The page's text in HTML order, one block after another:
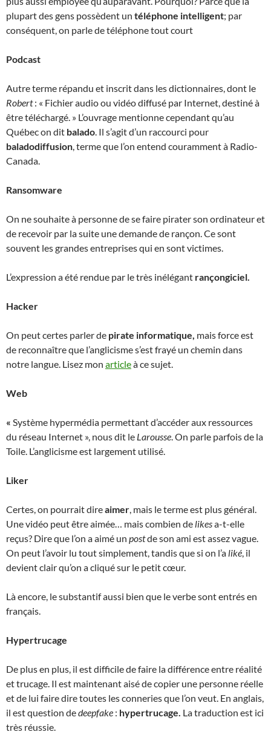
plupart des gens possèdent un téléphone intelligent; par
conséquent, on parle de téléphone tout court
Podcast
Autre terme répandu et inscrit dans les dictionnaires, dont le
Robert: « Fichier audio ou vidéo diffusé par Internet, destiné à
être téléchargé. » L’ouvrage mentionne cependant qu’au
Québec on dit balado . Il s’agit d’un raccourci pour
baladodiffusion , terme que l’on entend couramment à Radio-
Canada.
Ransomware
On ne souhaite à personne de se faire pirater son ordinateur et
de recevoir par la suite une demande de rançon. Ce sont
souvent les grandes entreprises qui en sont victimes.
L’expression a été rendue par le très inélégant rançongiciel.
Hacker
On peut certes parler de pirate informatique, mais force est
de reconnaître que l’anglicisme s’est frayé un chemin dans
notre langue. Lisez mon articleà ce sujet.
Web
« Système hypermédia permettant d’accéder aux ressources
du réseau Internet », nous dit le Larousse . On parle parfois de la
Toile. L’anglicisme est largement utilisé.
Liker
Certes, on pourrait direaimer , mais le terme est plus général.
Une vidéo peut être aimée… mais combien de likesa-t-elle
reçus? Dire que l’on a aimé un postde son ami est assez vague.
On peut l’avoir lu tout simplement, tandis que si on l’a liké , il
devient clair qu’on a cliqué sur le petit cœur.
Là encore, le substantif aussi bien que le verbe sont entrés en
français.
Hypertrucage
De plus en plus, il est difficile de faire la différence entre réalité
et trucage. Il est maintenant aisé de copier une personne réelle
et de lui faire dire toutes les conneries que l’on veut. En anglais,
il est question dedeepfake : hypertrucage. La traduction est ici
très réussie.